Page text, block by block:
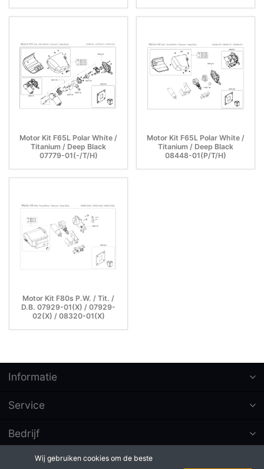
Motor Kit F65L Polar White /
Titanium / Deep Black
07779-01(-/T/H)
Motor Kit F65L Polar White /
Titanium / Deep Black
08448-01(P/T/H)
Motor Kit F80s P.W. / Tit. /
D.B. 07929-01(X) / 07929-
02(X) / 08320-01(X)
Informatie
Service
Bedrijf
Abonneer op nieuwsbrieven
Wij gebruiken cookies om de beste